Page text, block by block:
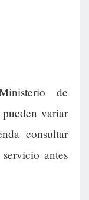
de
variar
consultar
antes